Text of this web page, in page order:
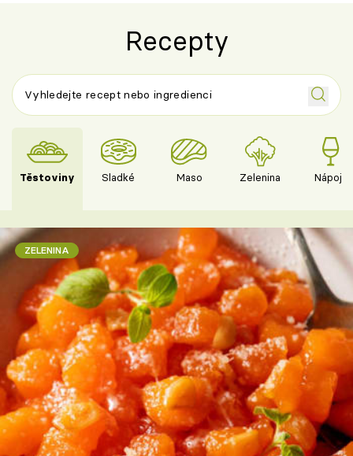
Recepty
Těstoviny Sladké Maso Zelenina Nápoje
ZELENINA